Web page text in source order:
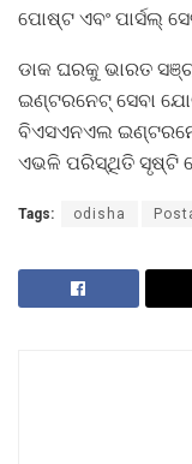
ପୋଷ୍ଟ ଏବଂ ପାର୍ସଲ୍
ଡାକ ଘରକୁ ଭାରତ
ଇଣ୍ଟରନେଟ୍ ସେବା
ବିଏସଏନଏଲ
ଏଭଳି ପରିସ୍ଥିତି ସୃଷ୍ଟି
Tags: odisha